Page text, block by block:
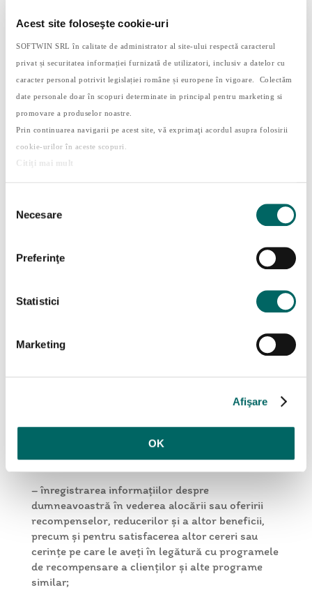
Acest site foloseşte cookie-uri
SOFTWIN SRL în calitate de administrator al site-ului respectă caracterul
privat și securitatea informației furnizată de utilizatori, inclusiv a datelor cu
caracter personal potrivit legislației române și europene în vigoare. Colectăm
date personale doar în scopuri determinate in principal pentru marketing si
promovare a produselor noastre.
Prin continuarea navigarii pe acest site, vă exprimaţi acordul asupra folosirii
cookie-urilor în aceste scopuri.
Citiţi mai mult
consimțământului
Necesare
Preferinţe
Statistici
Marketing
Afişare
OK
vedere:
scopurile pentru care colectăm și utilizam
datele dumneavoastră cu caracter personal;
temeiurile de prelucrare pentru astfel de
scopuri;
categoriile de date cu caracter personal pe
care le colectăm;
durata prelucrării acestor date;
terții cărora le putem dezvălui datele personale
9.1 Scopuri, temeiuri pentru prelucrare și
În contextul interacțiunii dumneavoastră cu
putem supune activităților de prelucrare a
utilizăm datele dumneavoastră personale ca
INTUITEXT pentru furnizarea serviciilor sau
produselor noastre, pentru activitati cum ar fi:
– procesarea inscrierilor in concurs;
– înregistrarea informațiilor despre
dumneavoastră în vederea alocării sau oferirii
recompenselor, reducerilor şi a altor beneficii,
precum şi pentru satisfacerea altor cereri sau
cerinţe pe care le aveţi în legătură cu programele
de recompensare a clienților și alte programe
similar;